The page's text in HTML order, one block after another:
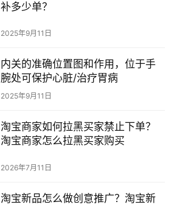
补多少单？
2025年9月11日
内关的准确位置图和作用，位于手
腕处可保护心脏/治疗胃病
2025年9月11日
淘宝商家如何拉黑买家禁止下单？
淘宝商家怎么拉黑买家购买
2026年7月11日
淘宝新品怎么做创意推广？淘宝新